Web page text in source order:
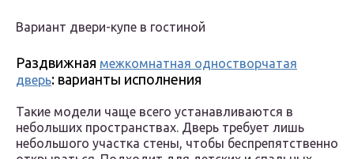
Вариант двери-купе в гостиной
Раздвижная межкомнатная одностворчатая
дверь: варианты исполнения
Такие модели чаще всего устанавливаются в
небольших пространствах. Дверь требует лишь
небольшого участка стены, чтобы беспрепятственно